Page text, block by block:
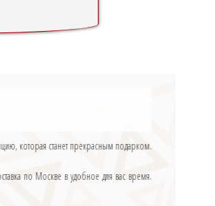
которая станет прекрасным подарком.
по Москве в удобное для вас время.